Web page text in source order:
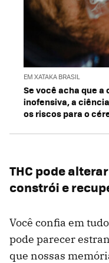
EM XATAKA BRASIL
Se você acha que
inofensiva, a
os riscos para o
THC pode
constrói e
Você confia em
pode parecer
que nossas